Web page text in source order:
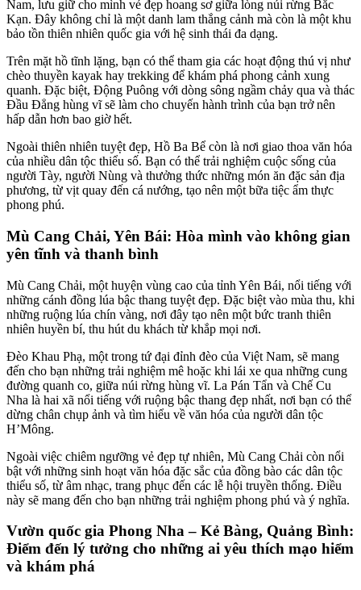
Nam, lưu giữ cho mình vẻ đẹp hoang sơ giữa lòng núi rừng Bắc
Kạn. Đây không chỉ là một danh lam thắng cảnh mà còn là một khu
bảo tồn thiên nhiên quốc gia với hệ sinh thái đa dạng.
Trên mặt hồ tĩnh lặng, bạn có thể tham gia các hoạt động thú vị như
chèo thuyền kayak hay trekking để khám phá phong cảnh xung
quanh. Đặc biệt, Động Puông với dòng sông ngầm chảy qua và thác
Đầu Đẳng hùng vĩ sẽ làm cho chuyến hành trình của bạn trở nên
hấp dẫn hơn bao giờ hết.
Ngoài thiên nhiên tuyệt đẹp, Hồ Ba Bể còn là nơi giao thoa văn hóa
của nhiều dân tộc thiểu số. Bạn có thể trải nghiệm cuộc sống của
người Tày, người Nùng và thưởng thức những món ăn đặc sản địa
phương, từ vịt quay đến cá nướng, tạo nên một bữa tiệc ẩm thực
phong phú.
Mù Cang Chải, Yên Bái: Hòa mình vào không gian
yên tĩnh và thanh bình
Mù Cang Chải, một huyện vùng cao của tỉnh Yên Bái, nổi tiếng với
những cánh đồng lúa bậc thang tuyệt đẹp. Đặc biệt vào mùa thu, khi
những ruộng lúa chín vàng, nơi đây tạo nên một bức tranh thiên
nhiên huyền bí, thu hút du khách từ khắp mọi nơi.
Đèo Khau Phạ, một trong tứ đại đỉnh đèo của Việt Nam, sẽ mang
đến cho bạn những trải nghiệm mê hoặc khi lái xe qua những cung
đường quanh co, giữa núi rừng hùng vĩ. La Pán Tẩn và Chế Cu
Nha là hai xã nổi tiếng với ruộng bậc thang đẹp nhất, nơi bạn có thể
dừng chân chụp ảnh và tìm hiểu về văn hóa của người dân tộc
H’Mông.
Ngoài việc chiêm ngưỡng vẻ đẹp tự nhiên, Mù Cang Chải còn nổi
bật với những sinh hoạt văn hóa đặc sắc của đồng bào các dân tộc
thiểu số, từ âm nhạc, trang phục đến các lễ hội truyền thống. Điều
này sẽ mang đến cho bạn những trải nghiệm phong phú và ý nghĩa.
Vườn quốc gia Phong Nha – Kẻ Bàng, Quảng Bình:
Điểm đến lý tưởng cho những ai yêu thích mạo hiểm
và khám phá